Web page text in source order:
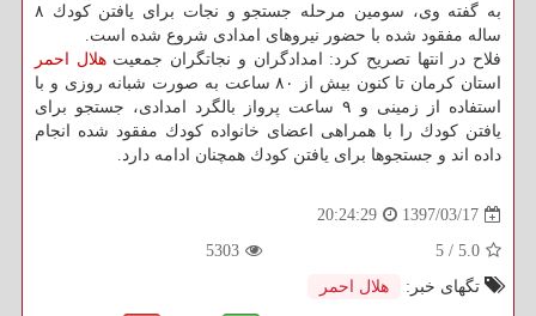
به گفته وی، سومین مرحله جستجو و نجات برای یافتن كودك ۸
ساله مفقود شده با حضور نیروهای امدادی شروع شده است.
فلاح در انتها تصریح كرد: امدادگران و نجاتگران جمعیتهلال احمر
استان كرمان تا كنون بیش از ۸۰ ساعت به صورت شبانه روزی و با
استفاده از زمینی و ۹ ساعت پرواز بالگرد امدادی، جستجو برای
یافتن كودك را با همراهی اعضای خانواده كودك مفقود شده انجام
داده اند و جستجوها برای یافتن كودك همچنان ادامه دارد.
1397/03/17
20:24:29
5.0
/
5
5303
تگهای خبر:
هلال احمر